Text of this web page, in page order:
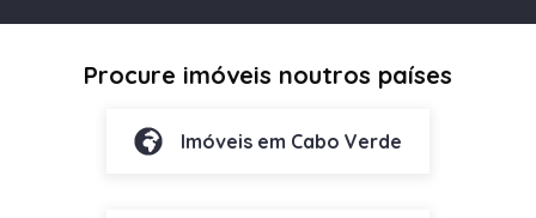
Procure imóveis noutros países
Imóveis em Cabo Verde